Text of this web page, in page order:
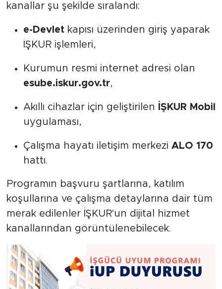
kanallar şu şekilde sıralandı:
e-Devletkapısı üzerinden giriş yaparak
İŞKUR işlemleri,
Kurumun resmi internet adresi olan
esube.iskur.gov.tr,
Akıllı cihazlar için geliştirilen
İŞKUR Mobil
uygulaması,
Çalışma hayatı iletişim merkezi ALO 170
hattı.
Programın başvuru şartlarına, katılım
koşullarına ve çalışma detaylarına dair tüm
merak edilenler İŞKUR'un dijital hizmet
kanallarından görüntülenebilecek.